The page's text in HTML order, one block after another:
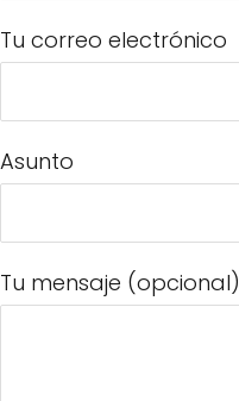
Tu correo electrónico
Asunto
Tu mensaje (opcional)